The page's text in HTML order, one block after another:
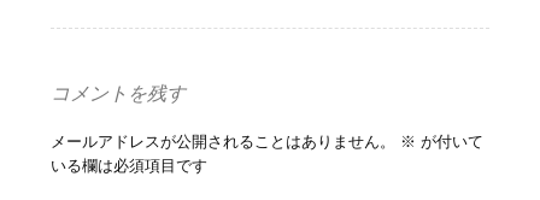
コメントを残す
メールアドレスが公開されることはありません。 ※ が付いて
いる欄は必須項目です